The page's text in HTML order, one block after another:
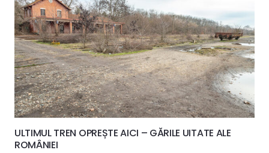
ULTIMUL TREN OPREȘTE AICI – GĂRILE UITATE ALE
ROMÂNIEI